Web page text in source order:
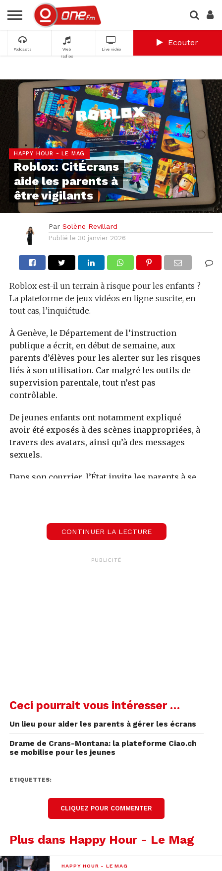
Podcasts
Web
radios
Live vidéo
Ecouter
HAPPY HOUR - LE MAG
Roblox: CitÉcrans
aide les parents à
être vigilants
Par Solène Revillard
Publié le 30 janvier 2026
Roblox est-il un terrain à risque pour les enfants ?
La plateforme de jeux vidéos en ligne suscite, en
tout cas, l’inquiétude.
À Genève, le Département de l’instruction
publique a écrit, en début de semaine, aux
parents d’élèves pour les alerter sur les risques
liés à son utilisation. Car malgré les outils de
supervision parentale, tout n’est pas
contrôlable.
De jeunes enfants ont notamment expliqué
avoir été exposés à des scènes inappropriées, à
travers des avatars, ainsi qu’à des messages
sexuels.
Dans son courrier, l’État invite les parents à se
toutefois, si elle est directement liée à Roblox.
CONTINUER LA LECTURE
PUBLICITÉ
Ceci pourrait vous intéresser …
Un lieu pour aider les parents à gérer les écrans
Drame de Crans-Montana: la plateforme Ciao.ch
se mobilise pour les jeunes
ETIQUETTES:
CLIQUEZ POUR COMMENTER
Plus dans Happy Hour - Le Mag
HAPPY HOUR - LE MAG